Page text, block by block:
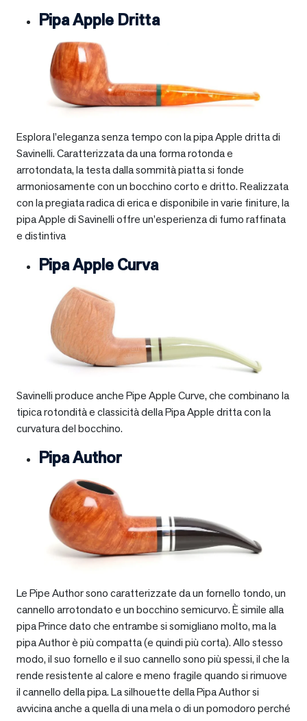
Pipa Apple Dritta
Esplora l’eleganza senza tempo con la pipa Apple dritta di
Savinelli. Caratterizzata da una forma rotonda e
arrotondata, la testa dalla sommità piatta si fonde
armoniosamente con un bocchino corto e dritto. Realizzata
con la pregiata radica di erica e disponibile in varie finiture, la
pipa Apple di Savinelli offre un’esperienza di fumo raffinata
e distintiva
Pipa Apple Curva
Savinelli produce anche Pipe Apple Curve, che combinano la
tipica rotondità e classicità della Pipa Apple dritta con la
curvatura del bocchino.
Pipa Author
Le Pipe Author sono caratterizzate da un fornello tondo, un
cannello arrotondato e un bocchino semicurvo. È simile alla
pipa Prince dato che entrambe si somigliano molto, ma la
pipa Author è più compatta (e quindi più corta). Allo stesso
modo, il suo fornello e il suo cannello sono più spessi, il che la
rende resistente al calore e meno fragile quando si rimuove
il cannello della pipa. La silhouette della Pipa Author si
avvicina anche a quella di una mela o di un pomodoro perché